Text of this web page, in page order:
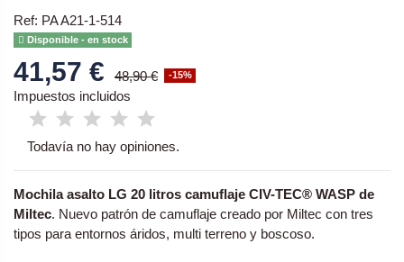
Ref: PA A21-1-514
Disponible - en stock
41,57 € 48,90 € -15%
Impuestos incluidos
Todavía no hay opiniones.
Mochila asalto LG 20 litros camuflaje CIV-TEC® WASP de
Miltec. Nuevo patrón de camuflaje creado por Miltec con tres
tipos para entornos áridos, multi terreno y boscoso.